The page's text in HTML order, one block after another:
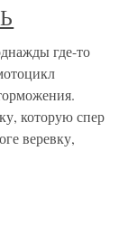
где-то
которую спер
веревку,